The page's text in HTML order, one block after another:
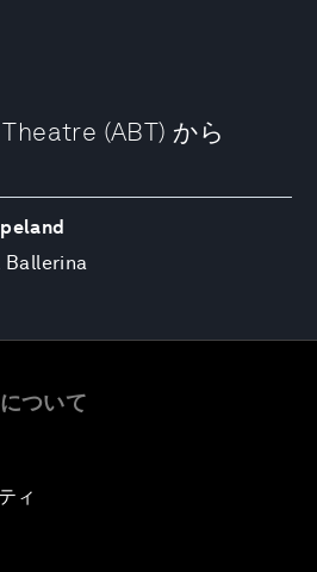
(ABT) から
Ballerina
ついて
ィ